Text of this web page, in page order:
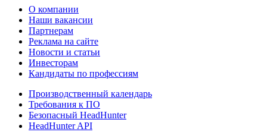
О компании
Наши вакансии
Партнерам
Реклама на сайте
Новости и статьи
Инвесторам
Кандидаты по профессиям
Производственный календарь
Требования к ПО
Безопасный HeadHunter
HeadHunter API